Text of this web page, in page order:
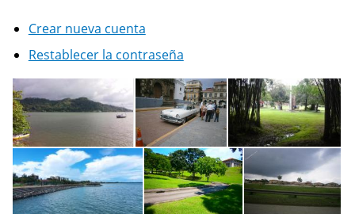
Crear nueva cuenta
Restablecer la contraseña